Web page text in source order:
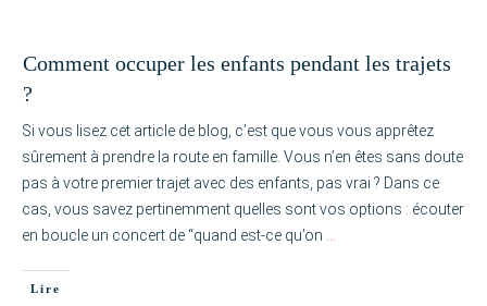
Comment occuper les enfants pendant les trajets
?
Si vous lisez cet article de blog, c’est que vous vous apprêtez
sûrement à prendre la route en famille. Vous n’en êtes sans doute
pas à votre premier trajet avec des enfants, pas vrai ? Dans ce
cas, vous savez pertinemment quelles sont vos options : écouter
en boucle un concert de “quand est-ce qu’on
Lire